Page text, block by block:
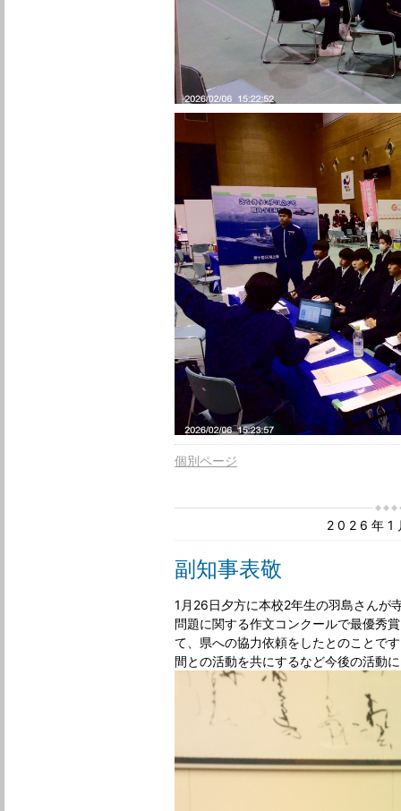
個別ページ
2026年1
副知事表敬
1月26日夕方に本校2年生の羽島さんが
問題に関する作文コンクールで最優秀
て、県への協力依頼をしたとのことで
間との活動を共にするなど今後の活動